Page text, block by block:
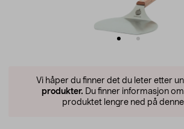
Vi håper du finner det du leter etter
produkter. Du finner informasjon
produktet lengre ned på